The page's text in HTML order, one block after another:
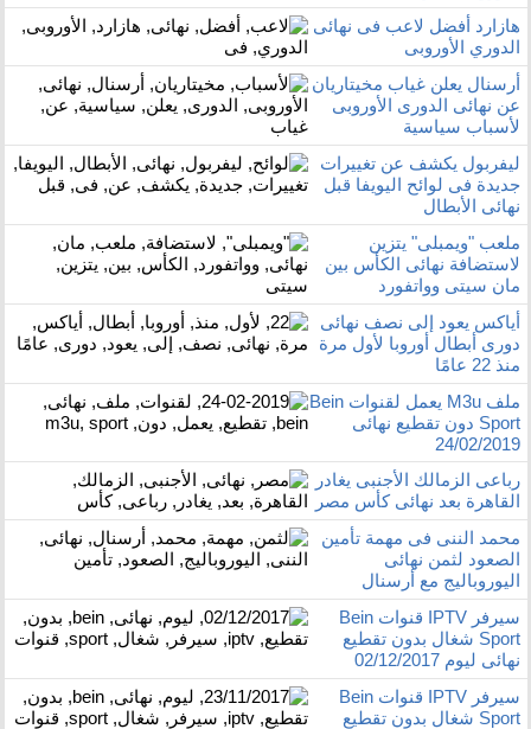
هازارد أفضل لاعب فى نهائى
الدوري الأوروبى
أرسنال يعلن غياب مخيتاريان
عن نهائى الدورى الأوروبى
لأسباب سياسية
ليفربول يكشف عن تغييرات
جديدة فى لوائح اليويفا قبل
نهائى الأبطال
ملعب "ويمبلى" يتزين
لاستضافة نهائى الكأس بين
مان سيتى وواتفورد
أياكس يعود إلى نصف نهائى
دورى أبطال أوروبا لأول مرة
منذ 22 عامًا
ملف M3u يعمل لقنوات Bein
Sport دون تقطيع نهائى
24/02/2019
رباعى الزمالك الأجنبى يغادر
القاهرة بعد نهائى كأس مصر
محمد الننى فى مهمة تأمين
الصعود لثمن نهائى
اليوروباليج مع أرسنال
سيرفر IPTV قنوات Bein
Sport شغال بدون تقطيع
نهائى ليوم 02/12/2017
سيرفر IPTV قنوات Bein
Sport شغال بدون تقطيع